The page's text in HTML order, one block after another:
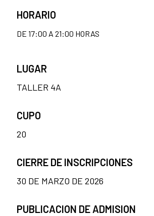
HORARIO
DE 17:00 A 21:00 HORAS
LUGAR
TALLER 4A
CUPO
20
CIERRE DE INSCRIPCIONES
30 DE MARZO DE 2026
PUBLICACION DE ADMISION